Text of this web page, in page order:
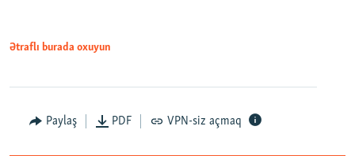
Auto 240p 360p 480p
Ətraflı burada oxuyun
Paylaş PDF VPN-siz açmaq